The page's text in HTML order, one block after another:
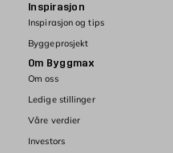
Inspirasjon
Inspirasjon og tips
Byggeprosjekt
Om Byggmax
Om oss
Ledige stillinger
Våre verdier
Investors